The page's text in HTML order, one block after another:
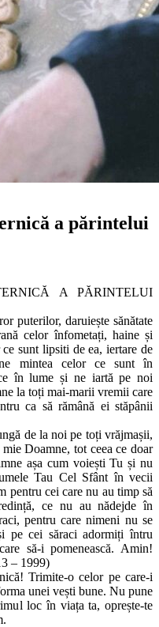
a părintelui
A PĂRINTELUI
puterilor, daruiește sănătate
celor înfometați, haine și
sunt lipsiti de ea, iertare de
mintea celor ce sunt în
în lume și ne iartă pe noi
la toți mai-marii vremii care
ca să rămână ei stăpânii
de la noi pe toți vrăjmașii,
Doamne, tot ceea ce doar
așa cum voiești Tu și nu
Tau Cel Sfânt în vecii
pentru cei care nu au timp să
ce nu au nădejde în
pentru care nimeni nu se
pe cei săraci adormiți întru
să-i pomenească. Amin!
– 1999)
Trimite-o celor pe care-i
unei vești bune. Nu pune
loc în viața ta, oprește-te